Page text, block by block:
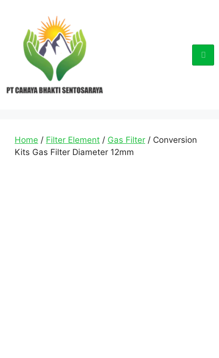
Home / Filter Element / Gas Filter / Conversion
Kits Gas Filter Diameter 12mm